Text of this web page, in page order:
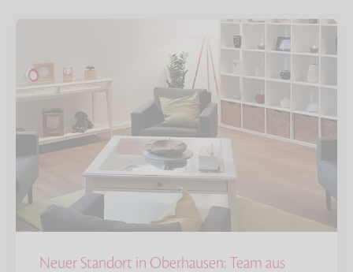
Neuer Standort in Oberhausen: Team aus